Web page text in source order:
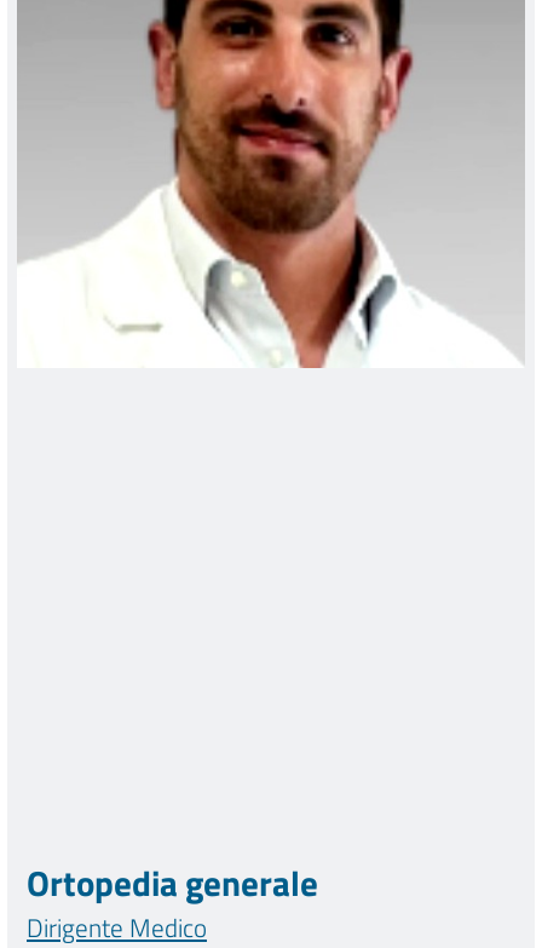
Ortopedia generale
Dirigente Medico